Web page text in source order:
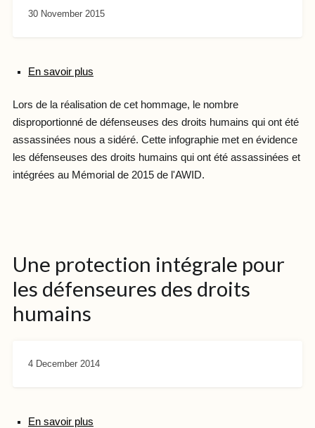
30 November 2015
En savoir plus
Lors de la réalisation de cet hommage, le nombre
disproportionné de défenseuses des droits humains qui ont été
assassinées nous a sidéré. Cette infographie met en évidence
les défenseuses des droits humains qui ont été assassinées et
intégrées au Mémorial de 2015 de l'AWID.
Une protection intégrale pour
les défenseures des droits
humains
4 December 2014
En savoir plus